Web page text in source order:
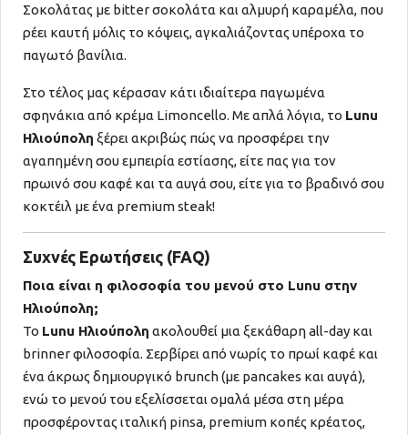
Σοκολάτας με bitter σοκολάτα και αλμυρή καραμέλα, που
ρέει καυτή μόλις το κόψεις, αγκαλιάζοντας υπέροχα το
παγωτό βανίλια.
Στο τέλος μας κέρασαν κάτι ιδιαίτερα παγωμένα
σφηνάκια από κρέμα Limoncello. Με απλά λόγια, το Lunu
Ηλιούπολη ξέρει ακριβώς πώς να προσφέρει την
αγαπημένη σου εμπειρία εστίασης, είτε πας για τον
πρωινό σου καφέ και τα αυγά σου, είτε για το βραδινό σου
κοκτέιλ με ένα premium steak!
Συχνές Ερωτήσεις (FAQ)
Ποια είναι η φιλοσοφία του μενού στο Lunu στην
Ηλιούπολη;
Το Lunu Ηλιούπολη ακολουθεί μια ξεκάθαρη all-day και
brinner φιλοσοφία. Σερβίρει από νωρίς το πρωί καφέ και
ένα άκρως δημιουργικό brunch (με pancakes και αυγά),
ενώ το μενού του εξελίσσεται ομαλά μέσα στη μέρα
προσφέροντας ιταλική pinsa, premium κοπές κρέατος,